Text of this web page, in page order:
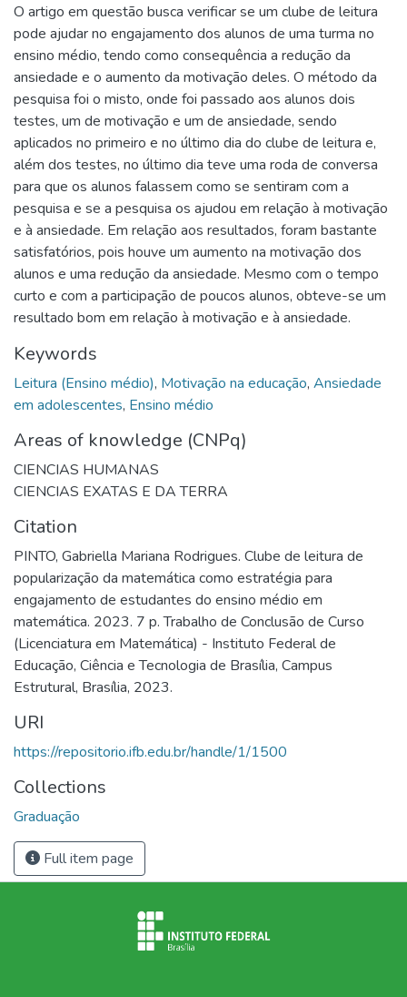
O artigo em questão busca verificar se um clube de leitura
pode ajudar no engajamento dos alunos de uma turma no
ensino médio, tendo como consequência a redução da
ansiedade e o aumento da motivação deles. O método da
pesquisa foi o misto, onde foi passado aos alunos dois
testes, um de motivação e um de ansiedade, sendo
aplicados no primeiro e no último dia do clube de leitura e,
além dos testes, no último dia teve uma roda de conversa
para que os alunos falassem como se sentiram com a
pesquisa e se a pesquisa os ajudou em relação à motivação
e à ansiedade. Em relação aos resultados, foram bastante
satisfatórios, pois houve um aumento na motivação dos
alunos e uma redução da ansiedade. Mesmo com o tempo
curto e com a participação de poucos alunos, obteve-se um
resultado bom em relação à motivação e à ansiedade.
Keywords
Leitura (Ensino médio), Motivação na educação, Ansiedade
em adolescentes, Ensino médio
Areas of knowledge (CNPq)
CIENCIAS HUMANAS
CIENCIAS EXATAS E DA TERRA
Citation
PINTO, Gabriella Mariana Rodrigues. Clube de leitura de
popularização da matemática como estratégia para
engajamento de estudantes do ensino médio em
matemática. 2023. 7 p. Trabalho de Conclusão de Curso
(Licenciatura em Matemática) - Instituto Federal de
Educação, Ciência e Tecnologia de Brasília, Campus
Estrutural, Brasília, 2023.
URI
https://repositorio.ifb.edu.br/handle/1/1500
Collections
Graduação
Full item page